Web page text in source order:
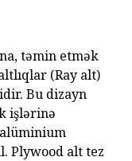
təmin etmək
(Ray alt)
Bu dizayn
işlərinə
Plywood alt tez